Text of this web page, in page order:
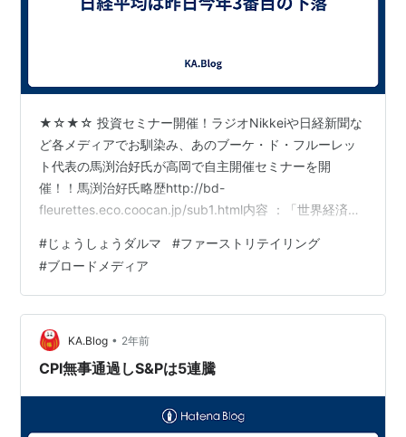
★☆★☆ 投資セミナー開催！ラジオNikkeiや日経新聞な
ど各メディアでお馴染み、あのブーケ・ド・フルーレッ
ト代表の馬渕治好氏が高岡で自主開催セミナーを開
催！！馬渕治好氏略歴http://bd-
fleurettes.eco.coocan.jp/sub1.html内容 ：「世界経済・
要因や投資家動向などの全体観について、最新情報を踏
まえながらわかりやすく解説。なお質疑応答を含め、個
別銘柄の株価判断はありません）日時 ：９月２１日
（土） １３：３０～場所 ：富山県高岡市 JR高岡駅前 ウ
イング・ウイング高岡参加費：５０００円事前お申込制
となってお…
#じょうしょうダルマ #ファーストリテイリング
#ブロードメディア
KA.Blog • 2年前
CPI無事通過しS&Pは5連騰